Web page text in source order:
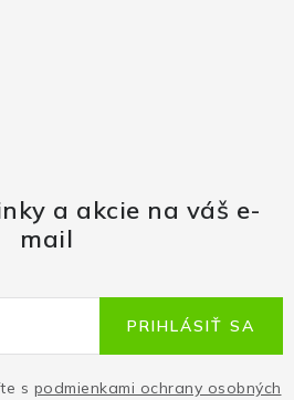
a akcie na váš e-
mail
s podmienkami ochrany osobných
PRIHLÁSIŤ SA